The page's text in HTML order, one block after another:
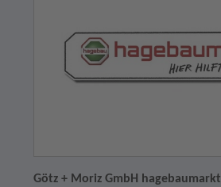
Götz + Moriz GmbH hagebaumarkt